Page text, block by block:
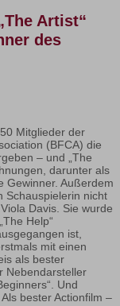
Artist“
des
Mitglieder der
(BFCA) die
– und „The
darunter als
Gewinner. Außerdem
Schauspielerin nicht
Davis. Sie wurde
Help“
ist,
mit einen
als bester
Nebendarsteller
Und
bester Actionfilm –